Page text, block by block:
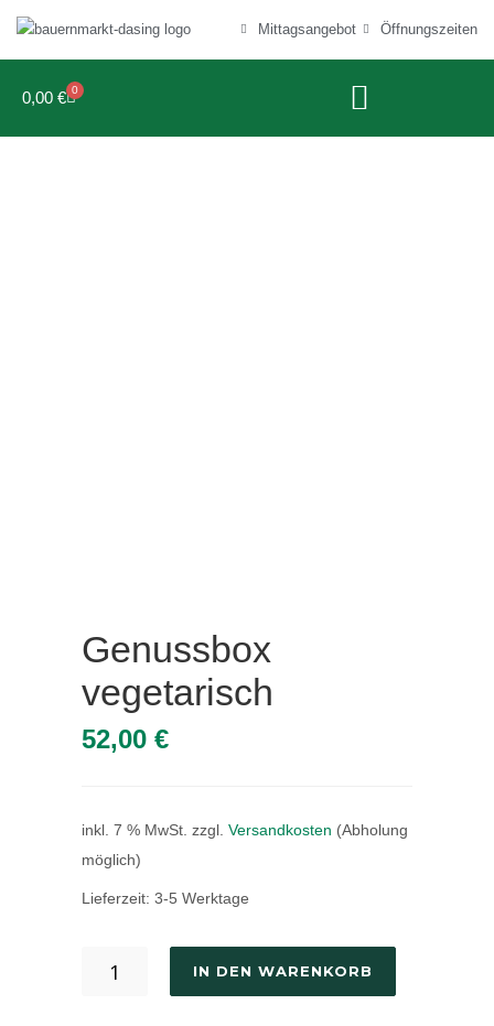
Mittagsangebot Öffnungszeiten
0,00 € 0
Genussbox
vegetarisch
52,00 €
inkl. 7 % MwSt. zzgl. Versandkosten (Abholung
möglich)
Lieferzeit: 3-5 Werktage
IN DEN WARENKORB